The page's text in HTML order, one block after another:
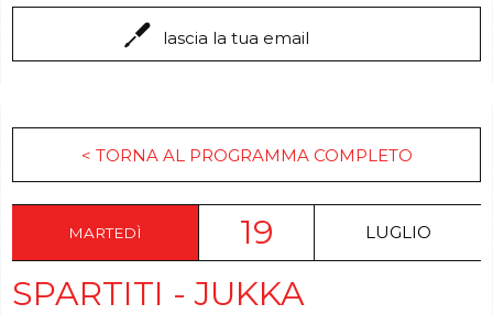
< TORNA AL PROGRAMMA COMPLETO
MARTEDÌ 19 LUGLIO
SPARTITI - JUKKA